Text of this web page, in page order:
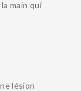
main qui
lésion